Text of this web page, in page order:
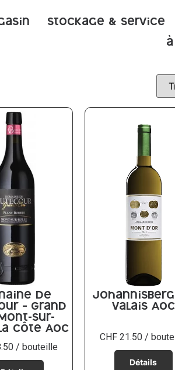
Stockage & service
à
de
– Grand
sur-
Côte AOC
/ bouteille
Johannisberg
Valais AOC
CHF 21.50 /